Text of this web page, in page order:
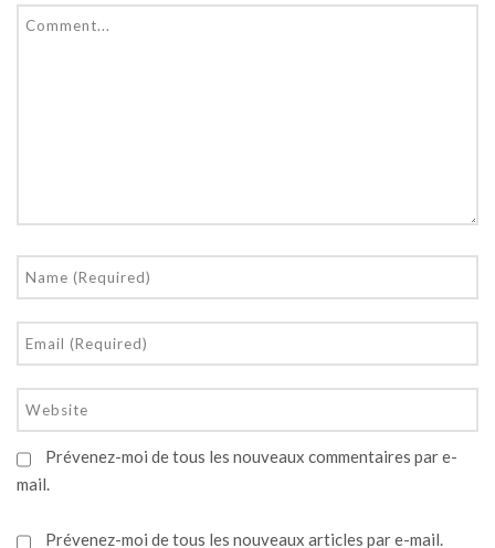
Prévenez-moi de tous les nouveaux commentaires par e-
mail.
Prévenez-moi de tous les nouveaux articles par e-mail.